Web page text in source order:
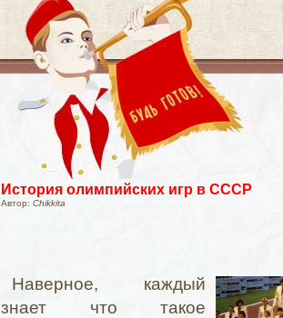
История олимпийских игр в СССР
Автор: Chikkita
Наверное, каждый
знает что такое